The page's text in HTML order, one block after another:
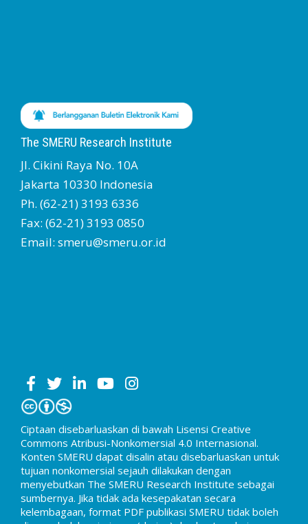
The SMERU Research Institute
Jl. Cikini Raya No. 10A
Jakarta 10330 Indonesia
Ph. (62-21) 3193 6336
Fax: (62-21) 3193 0850
Email: smeru@smeru.or.id
Ciptaan disebarluaskan di bawah Lisensi Creative
Commons Atribusi-Nonkomersial 4.0 Internasional.
Konten SMERU dapat disalin atau disebarluaskan untuk
tujuan nonkomersial sejauh dilakukan dengan
menyebutkan The SMERU Research Institute sebagai
sumbernya. Jika tidak ada kesepakatan secara
kelembagaan, format PDF publikasi SMERU tidak boleh